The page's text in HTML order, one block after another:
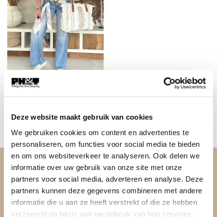
Deze website maakt gebruik van cookies
We gebruiken cookies om content en advertenties te
personaliseren, om functies voor social media te bieden
en om ons websiteverkeer te analyseren. Ook delen we
informatie over uw gebruik van onze site met onze
partners voor social media, adverteren en analyse. Deze
partners kunnen deze gegevens combineren met andere
informatie die u aan ze heeft verstrekt of die ze hebben
verzameld op basis van uw gebruik van hun services.
ACCESSOIRES
Boho Kelim tas Ayla, Naturel.
OVER PH&T
Pretty Hot And Tempting